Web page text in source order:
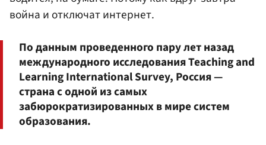
война и отключат интернет.
По данным проведенного пару лет назад
международного исследования Teaching and
Learning International Survey, Россия —
страна с одной из самых
забюрократизированных в мире систем
образования.